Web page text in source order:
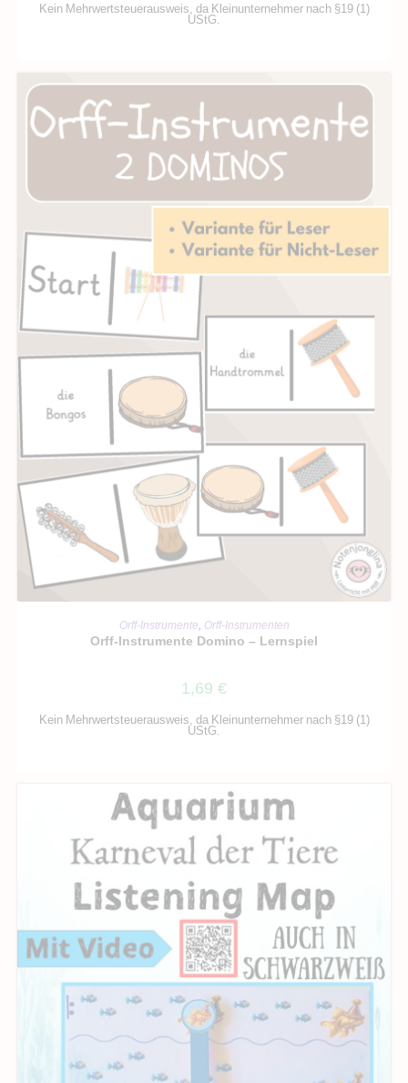
Kein Mehrwertsteuerausweis, da Kleinunternehmer nach §19 (1)
UStG.
IN DEN WARENKORB
Orff-Instrumente, Orff-Instrumenten
Orff-Instrumente Domino – Lernspiel
1,69 €
Kein Mehrwertsteuerausweis, da Kleinunternehmer nach §19 (1)
UStG.